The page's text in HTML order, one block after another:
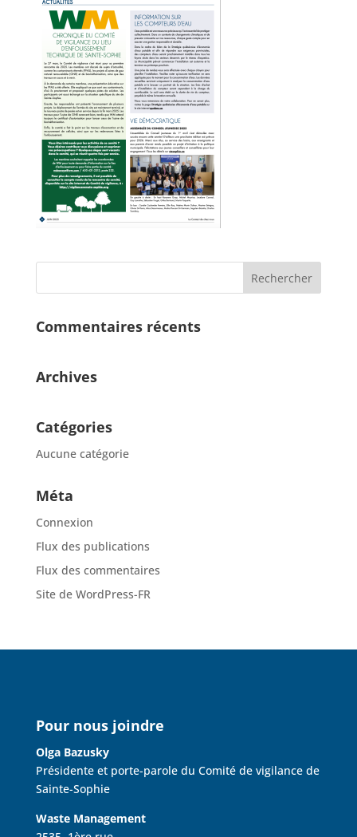
Commentaires récents
Archives
Catégories
Aucune catégorie
Méta
Connexion
Flux des publications
Flux des commentaires
Site de WordPress-FR
Pour nous joindre
Olga Bazusky
Présidente et porte-parole du Comité de vigilance de
Sainte-Sophie
Waste Management